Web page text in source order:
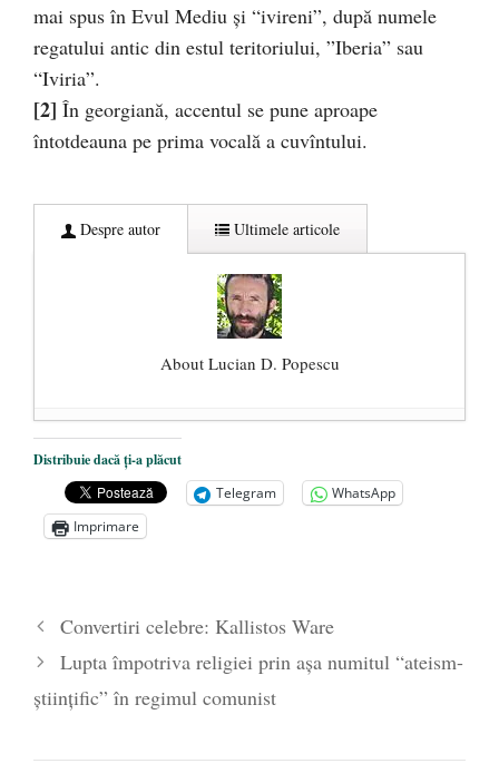
mai spus în Evul Mediu şi “ivireni”, după numele
regatului antic din estul teritoriului, ”Iberia” sau
“Iviria”.
[2] În georgiană, accentul se pune aproape
întotdeauna pe prima vocală a cuvîntului.
Despre autor Ultimele articole
About Lucian D. Popescu
SĂ CEREM ÎNVIEREA!
UN(E) PETIT(E) NOIR(E) - 28 iunie
2019
În fond, ce este parastasul?
Distribuie dacă ți-a plăcut
Telegram
WhatsApp
Imprimare
Convertiri celebre: Kallistos Ware
Lupta împotriva religiei prin aşa numitul “ateism-
ştiinţific” în regimul comunist